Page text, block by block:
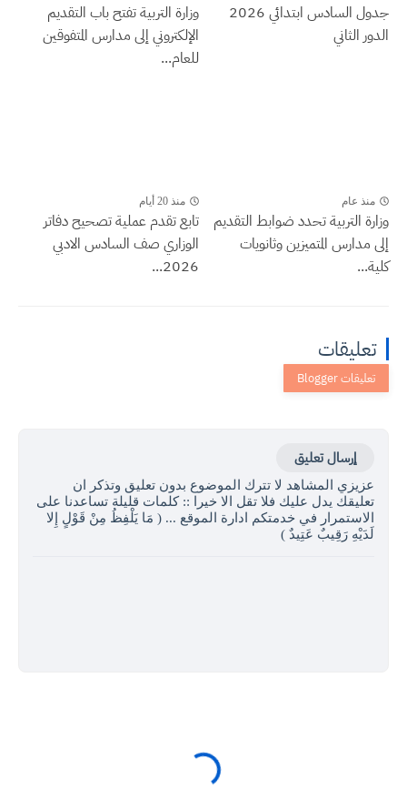
جدول السادس ابتدائي 2026
الدور الثاني
وزارة التربية تفتح باب التقديم
الإلكتروني إلى مدارس المتفوقين
للعام...
منذ عام
وزارة التربية تحدد ضوابط التقديم
إلى مدارس المتميزين وثانويات
كلية...
منذ 20 أيام
تابع تقدم عملية تصحيح دفاتر
الوزاري صف السادس الادبي
2026...
تعليقات
إرسال تعليق
عزيزي المشاهد لا تترك الموضوع بدون تعليق وتذكر ان
تعليقك يدل عليك فلا تقل الا خيرا :: كلمات قليلة تساعدنا على
الاستمرار في خدمتكم ادارة الموقع ... ( مَا يَلْفِظُ مِنْ قَوْلٍ إِلا
لَدَيْهِ رَقِيبٌ عَتِيدٌ )